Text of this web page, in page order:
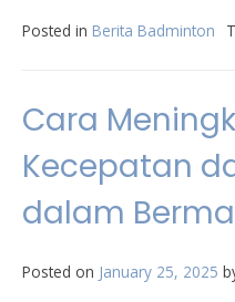
Posted in Berita Badminton
Cara
Kecepatan
dalam
Posted on January 25, 2025